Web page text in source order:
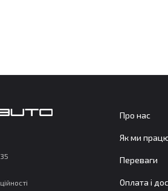
Про нас
Як ми
Переваги
Оплата і